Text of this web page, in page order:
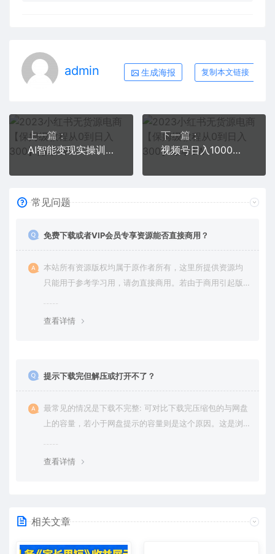
admin 生成海报 复制本文链接
上一篇：
AI智能变现实操训练营：普通人利用AI赚钱 月收益数万元（全套课程+文档）
下一篇：
视频号日入1000，0粉0元无门槛，暴利玩法，小白可做，拆解教程
常见问题
免费下载或者VIP会员专享资源能否直接商用？
本站所有资源版权均属于原作者所有，这里所提供资源均
只能用于参考学习用，请勿直接商用。若由于商用引起版
查看详情
提示下载完但解压或打开不了？
最常见的情况是下载不完整: 可对比下载完压缩包的与网盘
上的容量，若小于网盘提示的容量则是这个原因。这是浏
查看详情
相关文章